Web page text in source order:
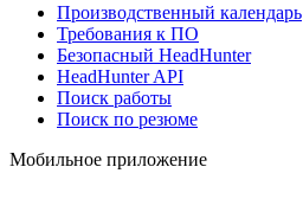
Производственный календарь
Требования к ПО
Безопасный HeadHunter
HeadHunter API
Поиск работы
Поиск по резюме
Мобильное приложение